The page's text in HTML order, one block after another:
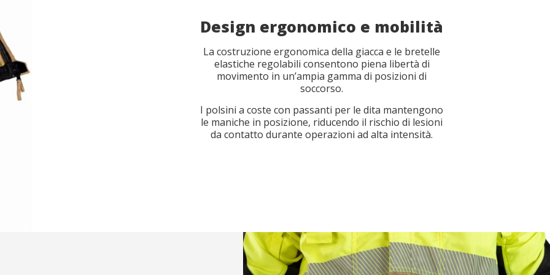
Design ergonomico e mobilità
La costruzione ergonomica della giacca e le bretelle
elastiche regolabili consentono piena libertà di
movimento in un’ampia gamma di posizioni di
soccorso.
I polsini a coste con passanti per le dita mantengono
le maniche in posizione, riducendo il rischio di lesioni
da contatto durante operazioni ad alta intensità.
informazioni
Azienda*
Select your profile*
catalogo
Azienda
Select your profile*